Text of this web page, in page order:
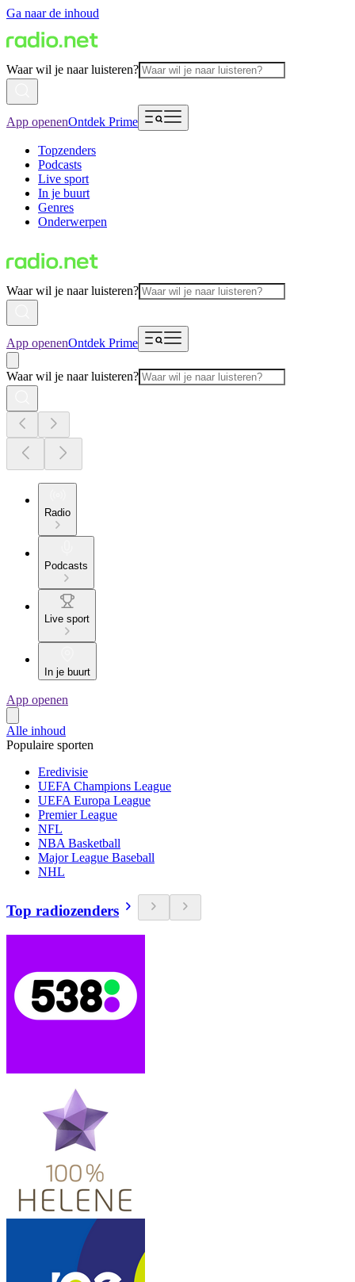
Ga naar de inhoud
Waar wil je naar luisteren?
App openenOntdek Prime
Topzenders
Podcasts
Live sport
In je buurt
Genres
Onderwerpen
Waar wil je naar luisteren?
App openenOntdek Prime
Waar wil je naar luisteren?
Radio
Podcasts
Live sport
In je buurt
App openen
Alle inhoud
Populaire sporten
Eredivisie
UEFA Champions League
UEFA Europa League
Premier League
NFL
NBA Basketball
Major League Baseball
NHL
Top radiozenders